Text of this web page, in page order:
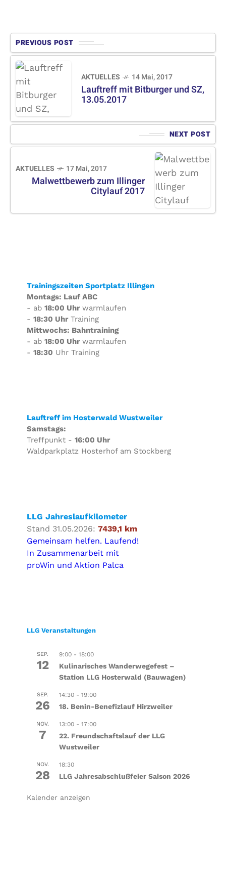
PREVIOUS POST
AKTUELLES 14 Mai, 2017
Lauftreff mit Bitburger und SZ,
13.05.2017
NEXT POST
AKTUELLES 17 Mai, 2017
Malwettbewerb zum Illinger
Citylauf 2017
Trainingszeiten Sportplatz Illingen
Montags: Lauf ABC
- ab 18:00 Uhrwarmlaufen
- 18:30 UhrTraining
Mittwochs: Bahntraining
- ab 18:00 Uhrwarmlaufen
- 18:30 Uhr Training
Lauftreff im Hosterwald Wustweiler
Samstags:
Treffpunkt - 16:00 Uhr
Waldparkplatz Hosterhof am Stockberg
LLG Jahreslaufkilometer
Stand 31.05.2026: 7439,1 km
Gemeinsam helfen. Laufend!
In Zusammenarbeit mit
proWin und Aktion Palca
LLG Veranstaltungen
SEP.
12
9:00- 18:00
Kulinarisches Wanderwegefest –
Station LLG Hosterwald (Bauwagen)
SEP.
26
14:30- 19:00
18. Benin-Benefizlauf Hirzweiler
NOV.
7
13:00- 17:00
22. Freundschaftslauf der LLG
Wustweiler
NOV.
28
18:30
LLG Jahresabschlußfeier Saison 2026
Kalender anzeigen